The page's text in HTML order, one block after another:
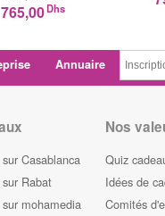
765,00Dhs
Annuaire
Casablanca
Rabat
mohamedia
Nos
Quiz
Idées de
Comités